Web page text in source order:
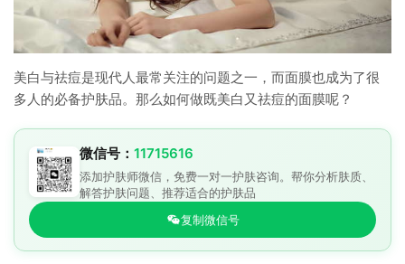
美白与祛痘是现代人最常关注的问题之一，而面膜也成为了很
多人的必备护肤品。那么如何做既美白又祛痘的面膜呢？
微信号： 11715616
添加护肤师微信，免费一对一护肤咨询。帮你分析肤质、
解答护肤问题、推荐适合的护肤品
复制微信号